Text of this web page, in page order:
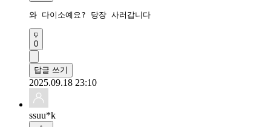
와 다이소예요? 당장 사러갑니다
0
답글 쓰기
2025.09.18 23:10
ssuu*k